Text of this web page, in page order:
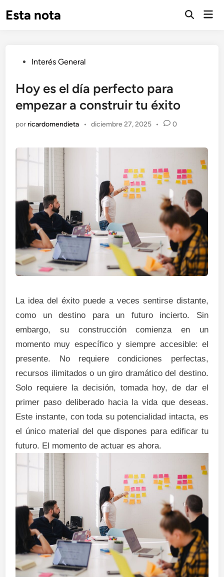
Esta nota
Abrir
Publicado
Interés General
Hoy es el día perfecto para
empezar a construir tu éxito
por ricardomendieta • diciembre 27, 2025 • 0
La idea del éxito puede a veces sentirse distante,
como un destino para un futuro incierto. Sin
embargo, su construcción comienza en un
momento muy específico y siempre accesible: el
presente. No requiere condiciones perfectas,
recursos ilimitados o un giro dramático del destino.
Solo requiere la decisión, tomada hoy, de dar el
primer paso deliberado hacia la vida que deseas.
Este instante, con toda su potencialidad intacta, es
el único material del que dispones para edificar tu
futuro. El momento de actuar es ahora.